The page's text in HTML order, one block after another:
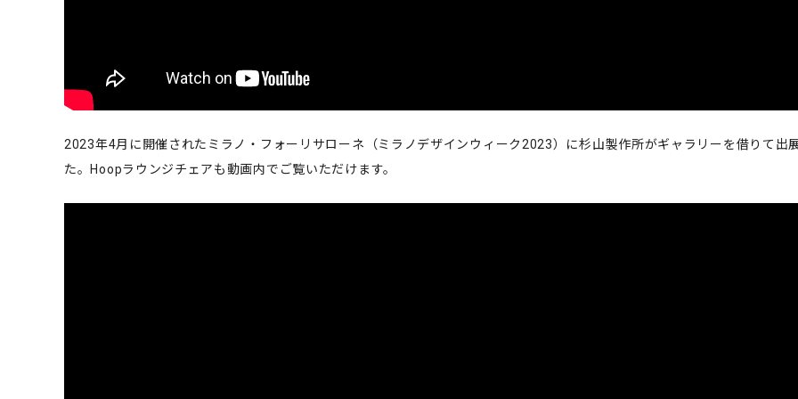
2023年4月に開催されたミラノ・フォーリサローネ（ミラノデザインウィーク2023）に杉山製作所がギャラリーを借りて出
た。Hoopラウンジチェアも動画内でご覧いただけます。